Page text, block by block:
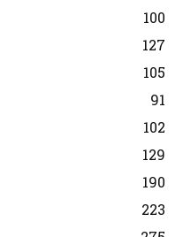
100
127
105
91
102
129
190
223